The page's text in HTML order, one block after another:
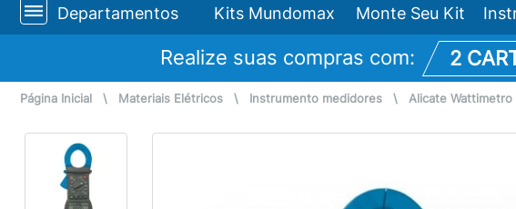
Departamentos Kits Mundomax Monte Seu Kit
Realize suas compras com: 2
Página Inicial \ Materiais Elétricos \ Instrumento medidores \ Alicate Wattimetro